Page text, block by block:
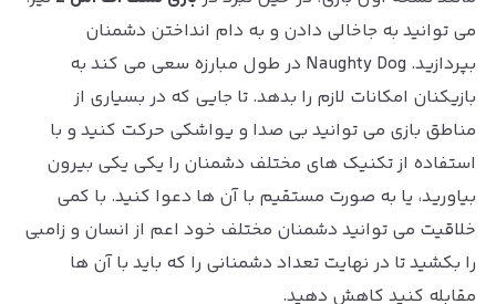
می توانید به جاخالی دادن و به دام انداختن دشمنان
بپردازید. Naughty Dog در طول مبارزه سعی می کند به
بازیکنان امکانات لازم را بدهد. تا جایی که در بسیاری از
مناطق بازی می توانید بی صدا و یواشکی حرکت کنید و با
استفاده از تکنیک های مختلف دشمنان را یکی یکی بیرون
بیاورید، یا به صورت مستقیم با آن ها دعوا کنید. با کمی
خلاقیت می توانید دشمنان مختلف خود اعم از انسان و زامبی
را بکشید تا در نهایت تعداد دشمنانی را که باید با آن ها
مقابله کنید کاهش دهید.